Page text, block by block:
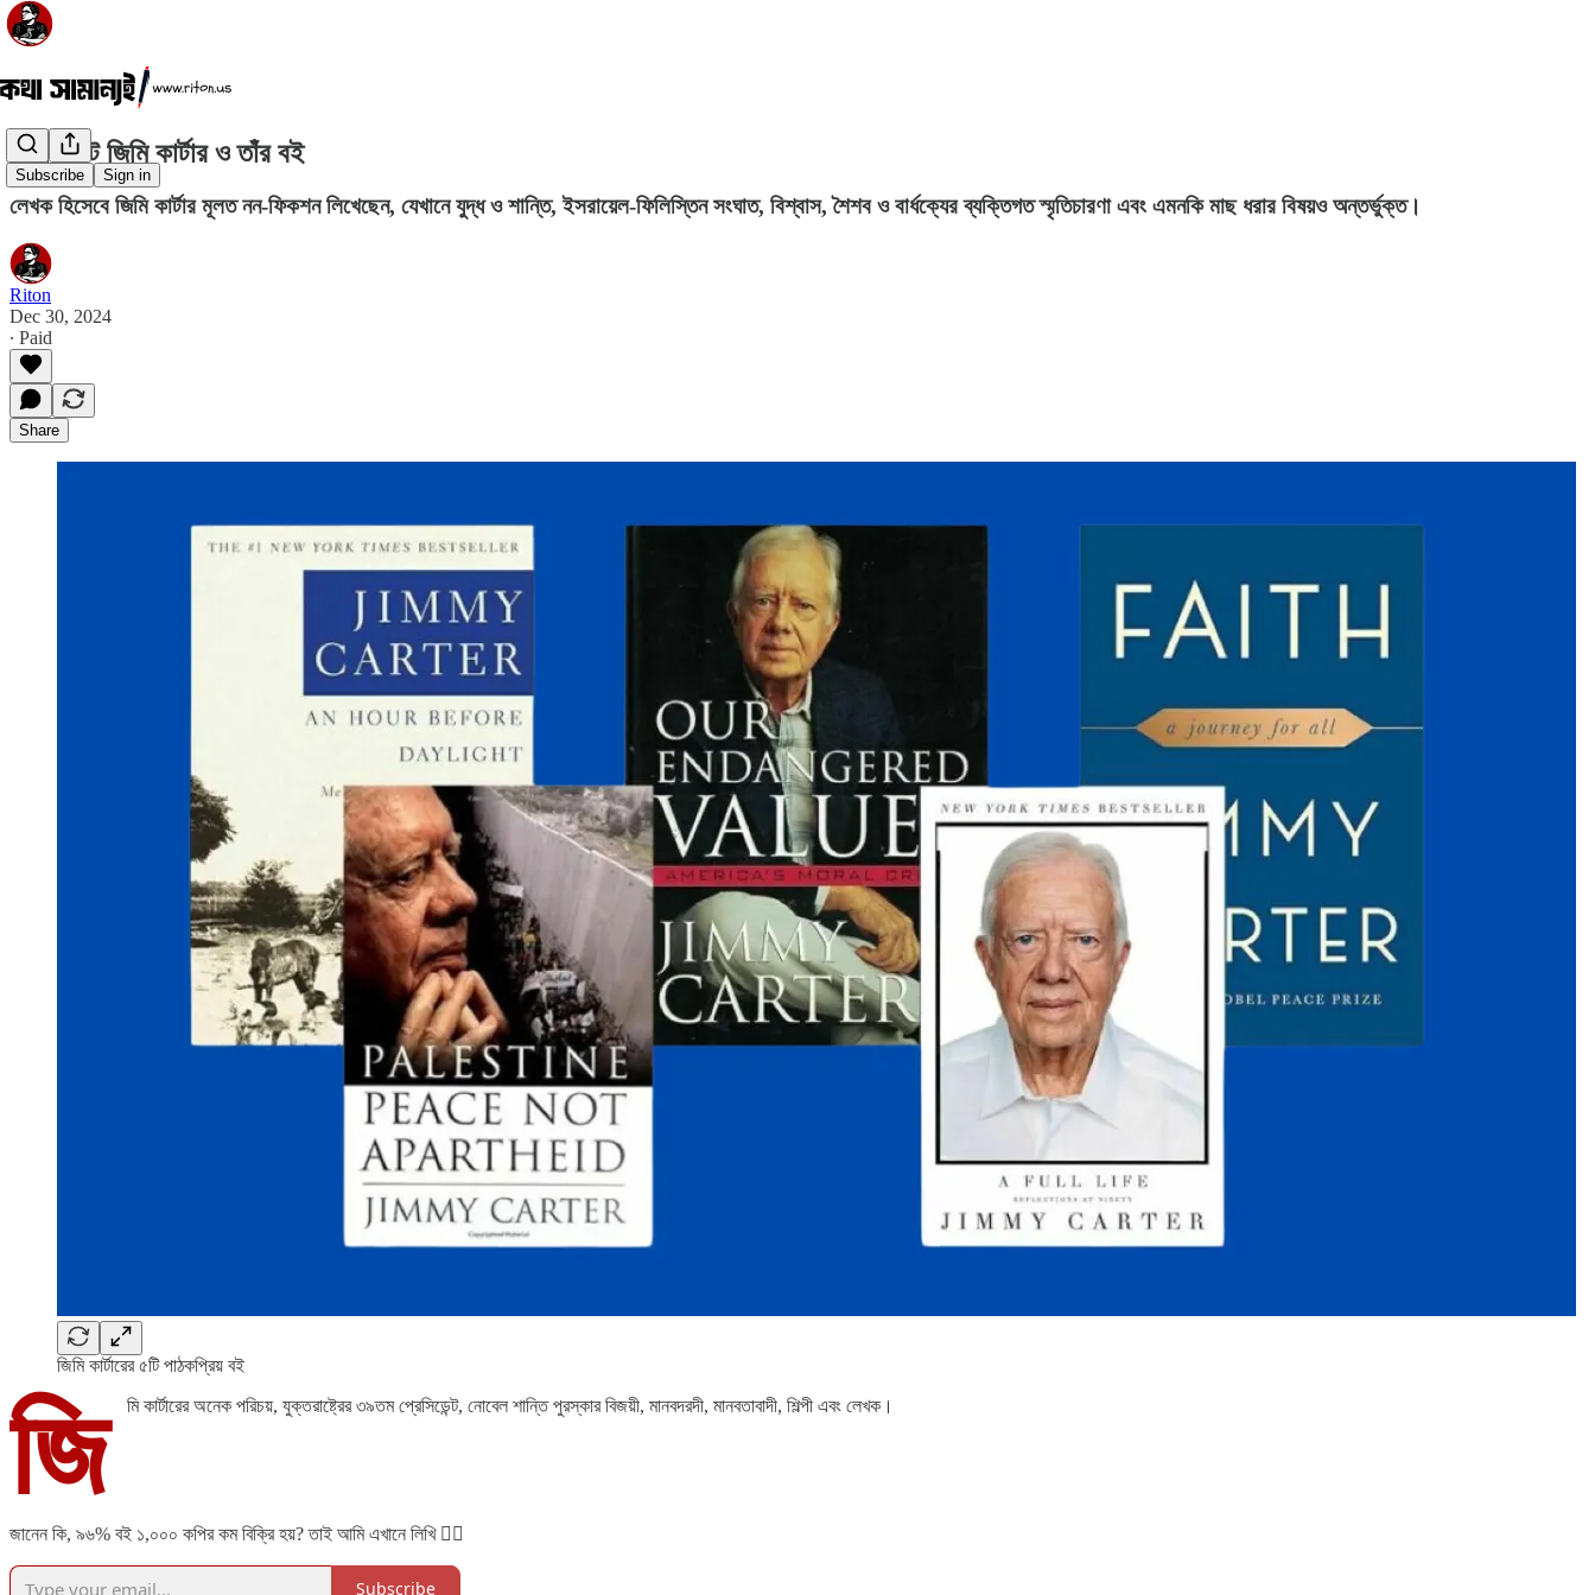
Subscribe Sign in
প্রেসিডেন্ট জিমি কার্টার ও তাঁর বই
লেখক হিসেবে জিমি কার্টার মূলত নন-ফিকশন লিখেছেন, যেখানে যুদ্ধ ও শান্তি, ইসরায়েল-ফিলিস্তিন সংঘাত, বিশ্বাস, শৈশব ও বার্ধক্যের ব্যক্তিগত স্মৃতিচারণা এবং এমনকি মাছ ধরার বিষয়ও অন্তর্ভুক্ত।
Riton
Dec 30, 2024
∙ Paid
Share
জিমি কার্টারের ৫টি পাঠকপ্রিয় বই
জি মি কার্টারের অনেক পরিচয়, যুক্তরাষ্ট্রের ৩৯তম প্রেসিডেন্ট, নোবেল শান্তি পুরস্কার বিজয়ী, মানবদরদী, মানবতাবাদী, শিল্পী এবং লেখক।
জানেন কি, ৯৬% বই ১,০০০ কপির কম বিক্রি হয়? তাই আমি এখানে লিখি 👇🏻
Subscribe